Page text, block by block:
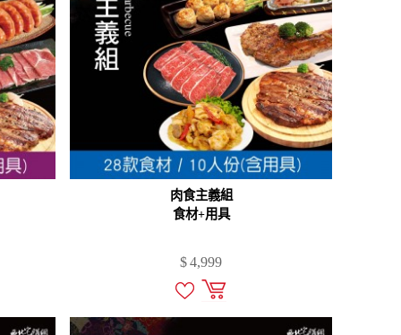
肉食主義組
食材+用具
$4,999